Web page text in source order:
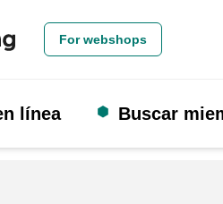
For webshops
línea Buscar